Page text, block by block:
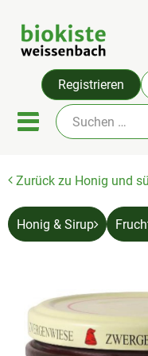
Registrieren
Mobiles
Angebote & Neues
Themenwelten
Abokiste
Kühlregal
Zurück zu Honig und
Honig & Sirup